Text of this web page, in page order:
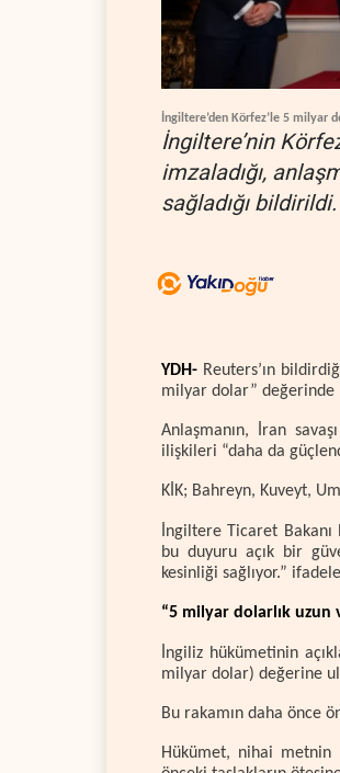
İngiltere’den Körfez’le 5 milyar
İngiltere’nin
imzaladığı,
sağladığı bildirildi.
YDH- Reuters’ın
milyar dolar” değerinde
Anlaşmanın, İran
ilişkileri “daha da
KİK; Bahreyn, Kuveyt,
İngiltere Ticaret Bakanı
bu duyuru açık bir
kesinliği sağlıyor.”
“5 milyar dolarlık uzun
İngiliz hükümetinin
milyar dolar) değerine
Bu rakamın daha önce
Hükümet, nihai metnin